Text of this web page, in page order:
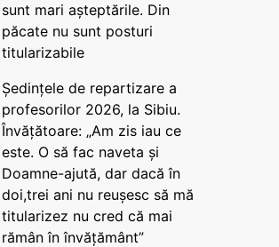
sunt mari așteptările. Din
păcate nu sunt posturi
titularizabile
Ședințele de repartizare a
profesorilor 2026, la Sibiu.
Învățătoare: „Am zis iau ce
este. O să fac naveta și
Doamne-ajută, dar dacă în
doi,trei ani nu reușesc să mă
titularizez nu cred că mai
rămân în învățământ”